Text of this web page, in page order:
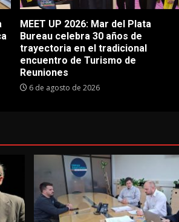
MEET UP 2026: Mar del Plata
Bureau celebra 30 años de
trayectoria en el tradicional
encuentro de Turismo de
Reuniones
6 de agosto de 2026